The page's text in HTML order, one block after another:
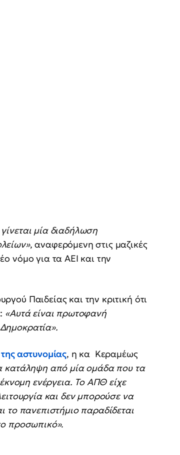
μία διαδήλωση
, αναφερόμενη στις μαζικές
νόμο για τα ΑΕΙ και την
Παιδείας και την κριτική ότι
«Αυτά είναι πρωτοφανή
αστυνομίας, η κα Κεραμέως
κατάληψη από μία ομάδα που τα
ενέργεια. Το ΑΠΘ είχε
και δεν μπορούσε να
το πανεπιστήμιο παραδίδεται
προσωπικό».